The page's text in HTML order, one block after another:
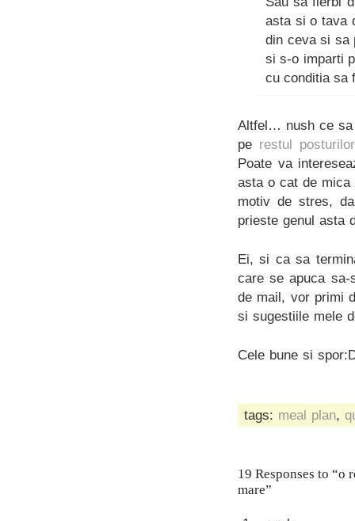
asta si o tava
din ceva si sa
si s-o imparti
cu conditia sa
Altfel… nush ce sa
pe restul
Poate va
asta o cat de
motiv de stres,
prieste genul asta
Ei, si ca sa
care se apuca
de mail, vor primi
si sugestiile mele
Cele bune si
tags: meal plan,
19 Responses to “o
mare”